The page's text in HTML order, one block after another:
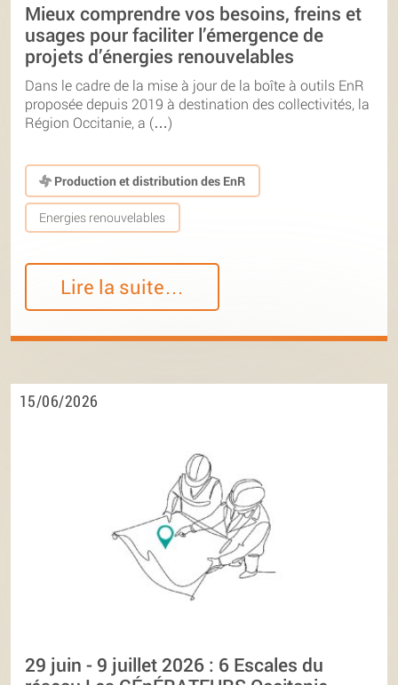
Mieux comprendre vos besoins, freins et
usages pour faciliter l’émergence de
projets d’énergies renouvelables
Dans le cadre de la mise à jour de la boîte à outils EnR
proposée depuis 2019 à destination des collectivités, la
Région Occitanie, a (…)
Production et distribution des EnR
Energies renouvelables
Lire la suite…
15/06/2026
29 juin - 9 juillet 2026 : 6 Escales du